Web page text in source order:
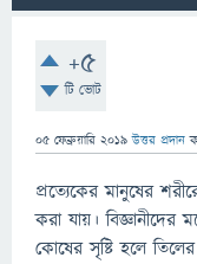
+5
টি ভোট
05 ফেব্রুয়ারি 2019 উত্তর প্রদান
প্রত্যেকের মানুষের
করা যায়।
কোষের সৃষ্টি হলে